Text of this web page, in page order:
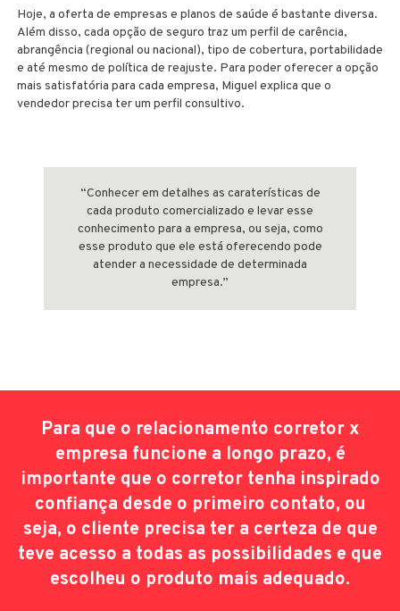
Hoje, a oferta de empresas e planos de saúde é bastante diversa.
Além disso, cada opção de seguro traz um perfil de carência,
abrangência (regional ou nacional), tipo de cobertura, portabilidade
e até mesmo de política de reajuste. Para poder oferecer a opção
mais satisfatória para cada empresa, Miguel explica que o
vendedor precisa ter um perfil consultivo.
“Conhecer em detalhes as caraterísticas de
cada produto comercializado e levar esse
conhecimento para a empresa, ou seja, como
esse produto que ele está oferecendo pode
atender a necessidade de determinada
empresa.”
Para que o relacionamento corretor x
empresa funcione a longo prazo, é
importante que o corretor tenha inspirado
confiança desde o primeiro contato, ou
seja, o cliente precisa ter a certeza de que
teve acesso a todas as possibilidades e que
escolheu o produto mais adequado.